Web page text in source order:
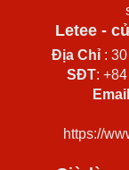
Letee -
Địa Chỉ: 30
SĐT:
https://